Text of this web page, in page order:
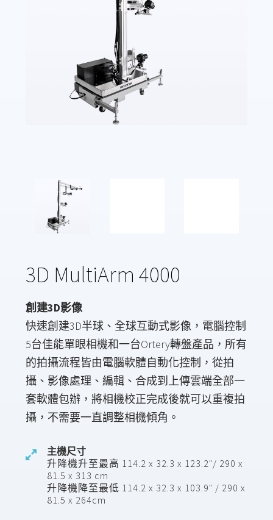
3D MultiArm 4000
創建3D影像
快速創建3D半球、全球互動式影像，電腦控制
5台佳能單眼相機和一台Ortery轉盤產品，所有
的拍攝流程皆由電腦軟體自動化控制，從拍
攝、影像處理、編輯、合成到上傳雲端全部一
套軟體包辦，將相機校正完成後就可以重複拍
攝，不需要一直調整相機傾角。
主機尺寸
升降機升至最高 114.2 x 32.3 x 123.2"/ 290 x
81.5 x 313 cm
升降機降至最低 114.2 x 32.3 x 103.9" / 290 x
81.5 x 264cm